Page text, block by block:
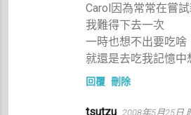
Carol因為常常在嘗
我難得下去一次
一時也想不出要吃啥
就還是去吃我記憶中
回覆 刪除
tsutzu 2008年5月25日